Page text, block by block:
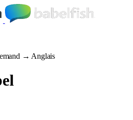
→ Anglais